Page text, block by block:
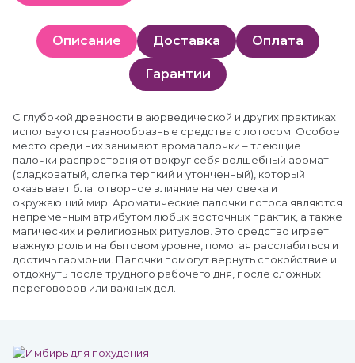
Описание Доставка Оплата
Гарантии
С глубокой древности в аюрведической и других практиках
используются разнообразные средства с лотосом. Особое
место среди них занимают аромапалочки – тлеющие
палочки распространяют вокруг себя волшебный аромат
(сладковатый, слегка терпкий и утонченный), который
оказывает благотворное влияние на человека и
окружающий мир. Ароматические палочки лотоса являются
непременным атрибутом любых восточных практик, а также
магических и религиозных ритуалов. Это средство играет
важную роль и на бытовом уровне, помогая расслабиться и
достичь гармонии. Палочки помогут вернуть спокойствие и
отдохнуть после трудного рабочего дня, после сложных
переговоров или важных дел.